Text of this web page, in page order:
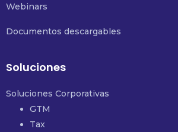
Webinars
Documentos descargables
Soluciones
Soluciones Corporativas
GTM
Tax